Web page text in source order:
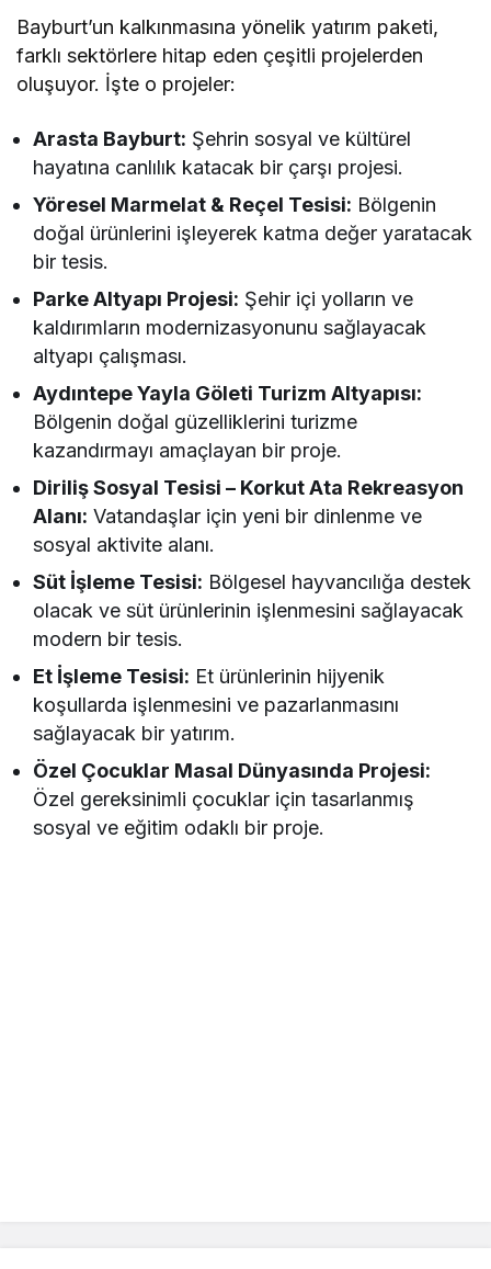
Bayburt’un kalkınmasına yönelik yatırım paketi,
farklı sektörlere hitap eden çeşitli projelerden
oluşuyor. İşte o projeler:
Arasta Bayburt: Şehrin sosyal ve kültürel
hayatına canlılık katacak bir çarşı projesi.
Yöresel Marmelat & Reçel Tesisi: Bölgenin
doğal ürünlerini işleyerek katma değer yaratacak
bir tesis.
Parke Altyapı Projesi: Şehir içi yolların ve
kaldırımların modernizasyonunu sağlayacak
altyapı çalışması.
Aydıntepe Yayla Göleti Turizm Altyapısı:
Bölgenin doğal güzelliklerini turizme
kazandırmayı amaçlayan bir proje.
Diriliş Sosyal Tesisi – Korkut Ata Rekreasyon
Alanı: Vatandaşlar için yeni bir dinlenme ve
sosyal aktivite alanı.
Süt İşleme Tesisi: Bölgesel hayvancılığa destek
olacak ve süt ürünlerinin işlenmesini sağlayacak
modern bir tesis.
Et İşleme Tesisi: Et ürünlerinin hijyenik
koşullarda işlenmesini ve pazarlanmasını
sağlayacak bir yatırım.
Özel Çocuklar Masal Dünyasında Projesi:
Özel gereksinimli çocuklar için tasarlanmış
sosyal ve eğitim odaklı bir proje.